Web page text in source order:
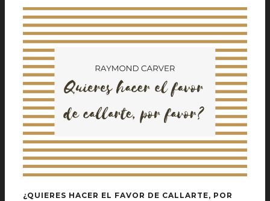
¿QUIERES HACER EL FAVOR DE CALLARTE, POR